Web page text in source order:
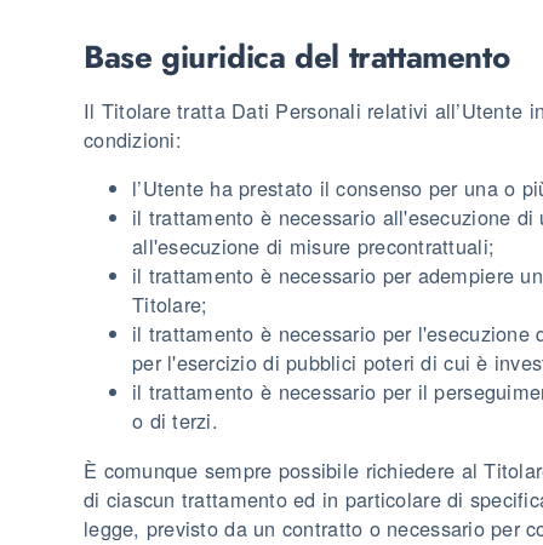
Base giuridica del trattamento
Il Titolare tratta Dati Personali relativi all’Utente
condizioni:
l’Utente ha prestato il consenso per una o
il trattamento è necessario all'esecuzione di
all'esecuzione di misure precontrattuali;
il trattamento è necessario per adempiere
Titolare;
il trattamento è necessario per
per l'esercizio di pubblici poteri di cui è
il trattamento è necessario per il
o di terzi.
È comunque sempre possibile richiedere al
di ciascun trattamento ed in particolare di
legge, previsto da un contratto o necessario per